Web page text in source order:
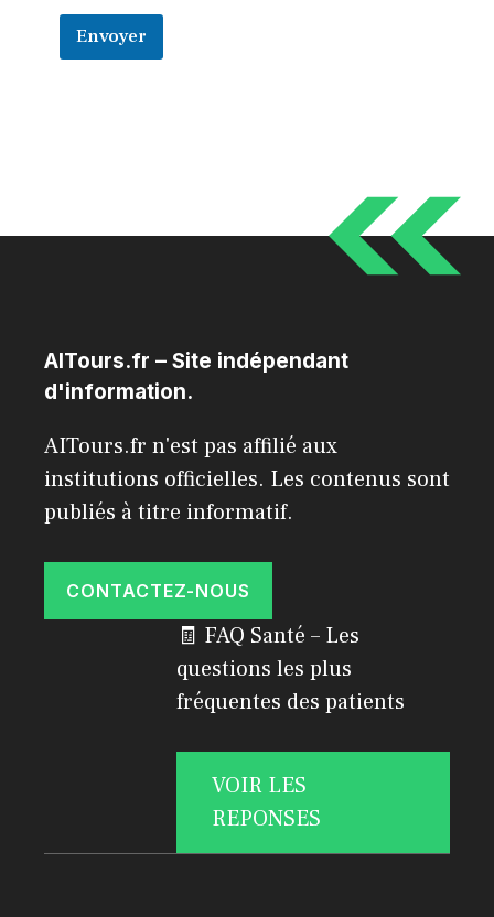
*
Envoyer
AITours.fr – Site indépendant
d'information.
AITours.fr n'est pas affilié aux
institutions officielles. Les contenus sont
publiés à titre informatif.
CONTACTEZ-NOUS
🧾 FAQ Santé – Les
questions les plus
fréquentes des patients
VOIR LES
REPONSES